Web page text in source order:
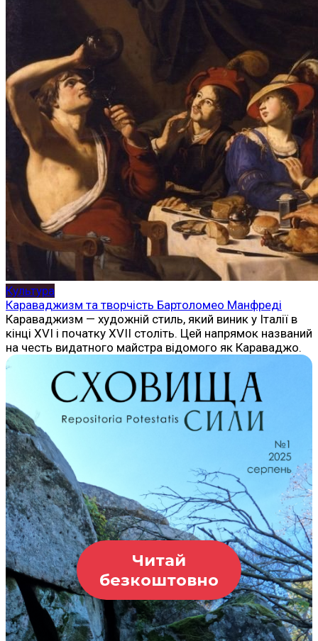
Культура
Караваджизм та творчість Бартоломео Манфреді
Караваджизм — художній стиль, який виник у Італії в
кінці XVI і початку XVII століть. Цей напрямок названий
на честь видатного майстра відомого як Караваджо.
Читай
безкоштовно